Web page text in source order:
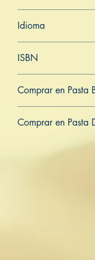
Idioma
ISBN
Comprar en Pasta
Comprar en Pasta